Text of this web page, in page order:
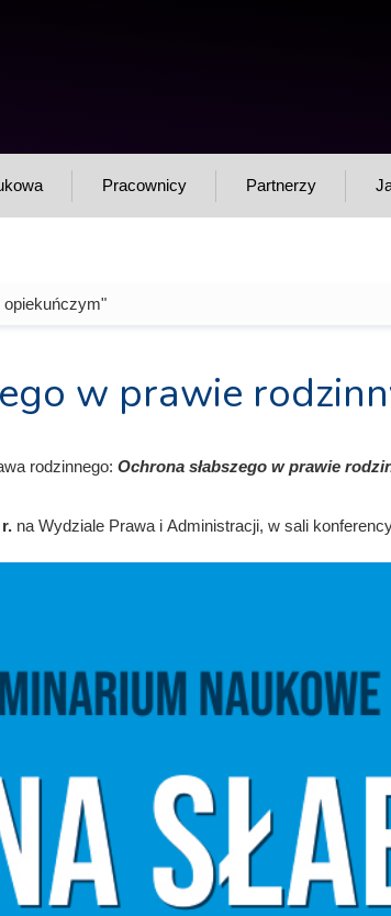
Pracownicy Partnerzy
opiekuńczym"
w prawie
rodzinnego: Ochrona słabszego w prawie
na Wydziale Prawa i Administracji, w sali